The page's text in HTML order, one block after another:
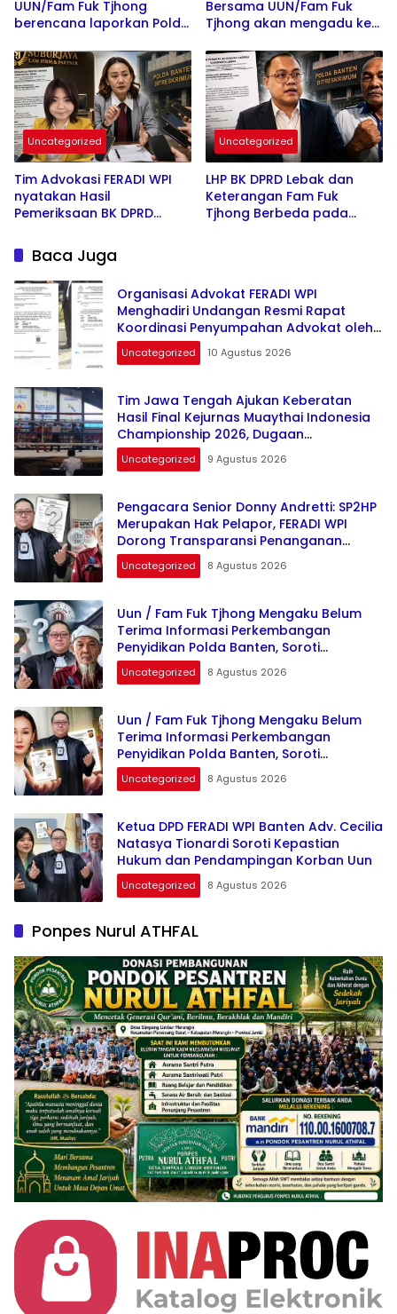
UUN/Fam Fuk Tjhong
berencana laporkan Polda
Polri, Hingga saat ini
terduga Dalang Penculikan
UUN diduga belum
tersentuh Hukum
Bersama UUN/Fam Fuk
Tjhong akan mengadu ke
Kompolnas, Mohon
keadilan untuk Korban
Penculikan dan
Pengroyokan
Uncategorized
Tim Advokasi FERADI WPI
nyatakan Hasil
Pemeriksaan BK DPRD
Penyidikan Perkara Fam
Fuk Tjhong alias Eyang Uun
Uncategorized
LHP BK DPRD Lebak dan
Keterangan Fam Fuk
Tjhong Berbeda pada
WPI
Baca Juga
Organisasi Advokat FERADI WPI
Menghadiri Undangan Resmi Rapat
Koordinasi Penyumpahan Advokat oleh
Pengadilan Tinggi Surabaya
Uncategorized 10 Agustus 2026
Tim Jawa Tengah Ajukan Keberatan
Hasil Final Kejurnas Muaythai Indonesia
Championship 2026, Dugaan
Kecurangan, Ujar Agus Polenk
Uncategorized 9 Agustus 2026
Pengacara Senior Donny Andretti: SP2HP
Merupakan Hak Pelapor, FERADI WPI
Dorong Transparansi Penanganan
Perkara Uun / Fam Fuk Tjhong
Uncategorized 8 Agustus 2026
Uun / Fam Fuk Tjhong Mengaku Belum
Terima Informasi Perkembangan
Penyidikan Polda Banten, Soroti
Transparansi Penanganan Perkara
Uncategorized 8 Agustus 2026
Uun / Fam Fuk Tjhong Mengaku Belum
Terima Informasi Perkembangan
Penyidikan Polda Banten, Soroti
Transparansi Penanganan Perkara
Uncategorized 8 Agustus 2026
Ketua DPD FERADI WPI Banten Adv. Cecilia
Natasya Tionardi Soroti Kepastian
Hukum dan Pendampingan Korban Uun
Uncategorized 8 Agustus 2026
Ponpes Nurul ATHFAL